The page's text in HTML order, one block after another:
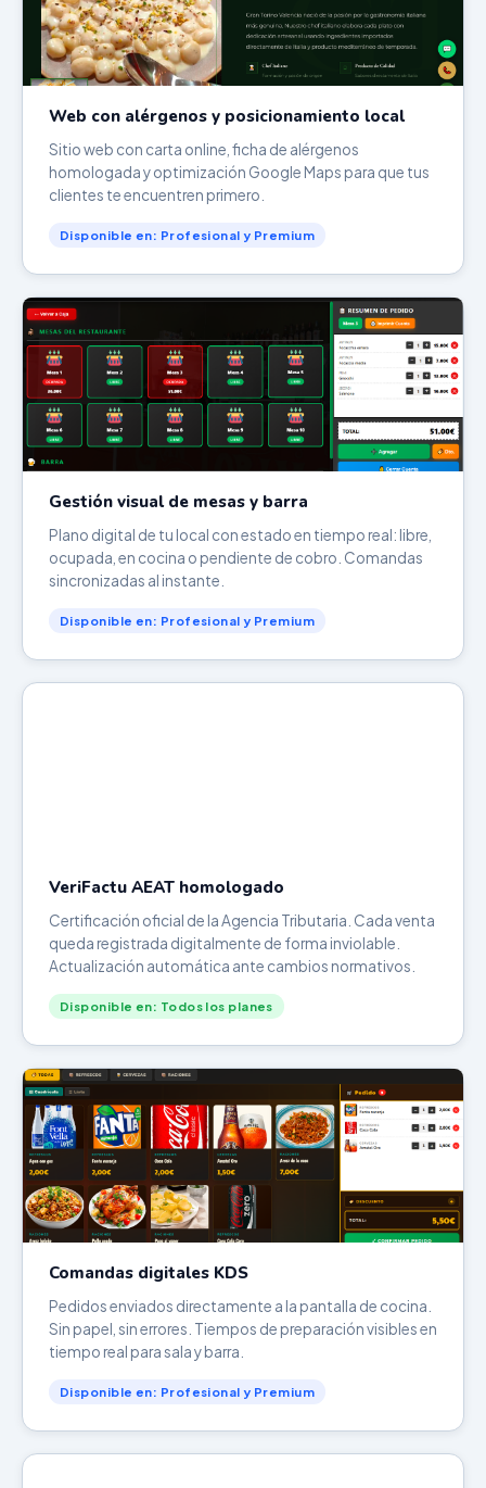
Web con alérgenos y posicionamiento local
Sitio web con carta online, ficha de alérgenos
homologada y optimización Google Maps para que tus
clientes te encuentren primero.
Disponible en: Profesional y Premium
Gestión visual de mesas y barra
Plano digital de tu local con estado en tiempo real: libre,
ocupada, en cocina o pendiente de cobro. Comandas
sincronizadas al instante.
Disponible en: Profesional y Premium
VeriFactu AEAT homologado
Certificación oficial de la Agencia Tributaria. Cada venta
queda registrada digitalmente de forma inviolable.
Actualización automática ante cambios normativos.
Disponible en: Todos los planes
Comandas digitales KDS
Pedidos enviados directamente a la pantalla de cocina.
Sin papel, sin errores. Tiempos de preparación visibles en
tiempo real para sala y barra.
Disponible en: Profesional y Premium